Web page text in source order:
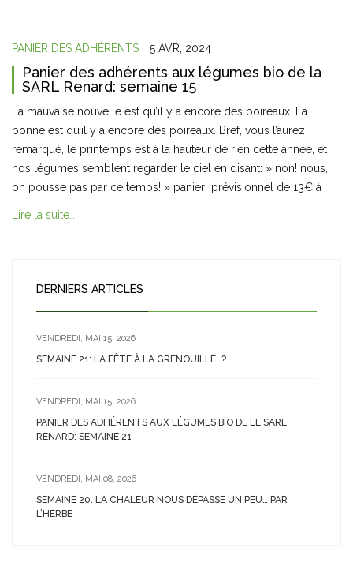
PANIER DES ADHÉRENTS 5 AVR, 2024
Panier des adhérents aux légumes bio de la
SARL Renard: semaine 15
La mauvaise nouvelle est qu’il y a encore des poireaux. La
bonne est qu’il y a encore des poireaux. Bref, vous l’aurez
remarqué, le printemps est à la hauteur de rien cette année, et
nos légumes semblent regarder le ciel en disant: » non! nous,
on pousse pas par ce temps! » panier prévisionnel de 13€ à
Lire la suite…
DERNIERS ARTICLES
VENDREDI, MAI 15, 2026
SEMAINE 21: LA FÊTE À LA GRENOUILLE…?
VENDREDI, MAI 15, 2026
PANIER DES ADHÉRENTS AUX LÉGUMES BIO DE LE SARL
RENARD: SEMAINE 21
VENDREDI, MAI 08, 2026
SEMAINE 20: LA CHALEUR NOUS DÉPASSE UN PEU… PAR
L’HERBE